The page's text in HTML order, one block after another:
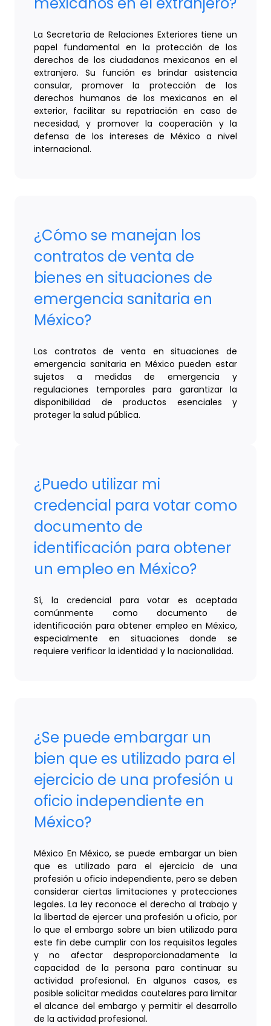
La Secretaría de Relaciones Exteriores tiene un
papel fundamental en la protección de los
derechos de los ciudadanos mexicanos en el
extranjero. Su función es brindar asistencia
consular, promover la protección de los
derechos humanos de los mexicanos en el
exterior, facilitar su repatriación en caso de
necesidad, y promover la cooperación y la
defensa de los intereses de México a nivel
internacional.
¿Cómo se manejan los
contratos de venta de
bienes en situaciones de
emergencia sanitaria en
México?
Los contratos de venta en situaciones de
emergencia sanitaria en México pueden estar
sujetos a medidas de emergencia y
regulaciones temporales para garantizar la
disponibilidad de productos esenciales y
proteger la salud pública.
¿Puedo utilizar mi
credencial para votar como
documento de
identificación para obtener
un empleo en México?
Sí, la credencial para votar es aceptada
comúnmente como documento de
identificación para obtener empleo en México,
especialmente en situaciones donde se
requiere verificar la identidad y la nacionalidad.
¿Se puede embargar un
bien que es utilizado para el
ejercicio de una profesión u
oficio independiente en
México?
México En México, se puede embargar un bien
que es utilizado para el ejercicio de una
profesión u oficio independiente, pero se deben
considerar ciertas limitaciones y protecciones
legales. La ley reconoce el derecho al trabajo y
la libertad de ejercer una profesión u oficio, por
lo que el embargo sobre un bien utilizado para
este fin debe cumplir con los requisitos legales
y no afectar desproporcionadamente la
capacidad de la persona para continuar su
actividad profesional. En algunos casos, es
posible solicitar medidas cautelares para limitar
el alcance del embargo y permitir el desarrollo
de la actividad profesional.